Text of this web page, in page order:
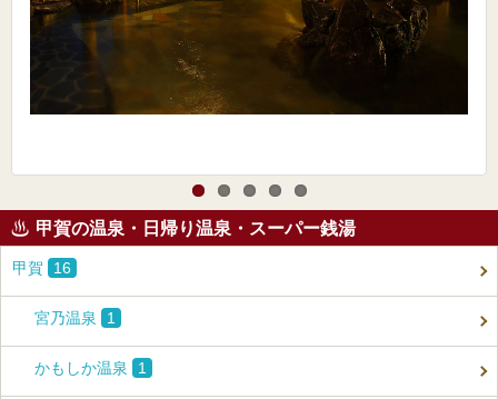
甲賀の温泉・日帰り温泉・スーパー銭湯
甲賀 16
宮乃温泉 1
かもしか温泉 1